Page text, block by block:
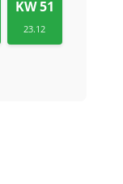
KW 51
23.12